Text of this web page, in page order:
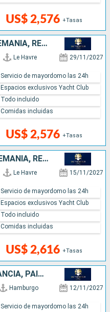
US$ 2,576 +Tasas
BÉLGICA, PAISES BAJOS, ALEMANIA, REINO UNIDO, FRANCIA
Le Havre 29/11/2027
US$ 2,576 +Tasas
Servicio de mayordomo las 24h
Espacios exclusivos Yacht Club
Todo incluido
Comidas incluidas
FRANCIA, PAISES BAJOS, ALEMANIA, REINO UNIDO
Le Havre 15/11/2027
US$ 2,616 +Tasas
Servicio de mayordomo las 24h
Espacios exclusivos Yacht Club
Todo incluido
Comidas incluidas
ALEMANIA, REINO UNIDO, FRANCIA, PAISES BAJOS
Hamburgo 12/11/2027
Servicio de mayordomo las 24h